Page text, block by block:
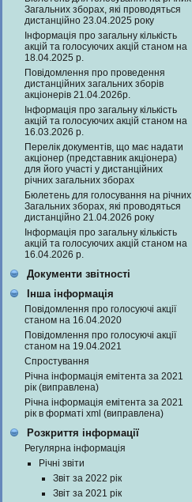
Загальних зборах, які проводяться
дистанційно 23.04.2025 року
Інформація про загальну кількість
акцій та голосуючих акцій станом на
18.04.2025 р.
Повідомлення про проведення
дистанційних загальних зборів
акціонерів 21.04.2026р.
Інформація про загальну кількість
акцій та голосуючих акцій станом на
16.03.2026 р.
Перелік документів, що має надати
акціонер (представник акціонера)
для його участі у дистанційних
річних загальних зборах
Бюлетень для голосування на річних
Загальних зборах, які проводяться
дистанційно 21.04.2026 року
Інформація про загальну кількість
акцій та голосуючих акцій станом на
16.04.2026 р.
Документи звітності
Інша інформація
Повідомлення про голосуючі акції
станом на 16.04.2020
Повідомлення про голосуючі акції
станом на 19.04.2021
Спростування
Річна інформація емітента за 2021
рік (виправлена)
Річна інформація емітента за 2021
рік в форматі xml (виправлена)
Розкриття інформації
Регулярна інформація
Річні звіти
Звіт за 2022 рік
Звіт за 2021 рік